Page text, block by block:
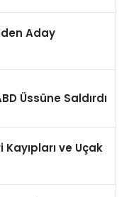
Aday
Üssüne Saldırdı
Kayıpları ve Uçak